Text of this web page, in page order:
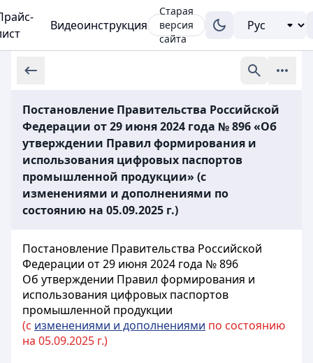
Видеоинструкция
Старая
версия
сайта
Постановление Правительства Российской
Федерации от 29 июня 2024 года № 896 «Об
утверждении Правил формирования и
использования цифровых паспортов
промышленной продукции» (с
изменениями и дополнениями по
состоянию на 05.09.2025 г.)
Постановление Правительства Российской
Федерации от 29 июня 2024 года № 896
Об утверждении Правил формирования и
использования цифровых паспортов
промышленной продукции
(с изменениями и дополнениями по состоянию
на 05.09.2025 г.)